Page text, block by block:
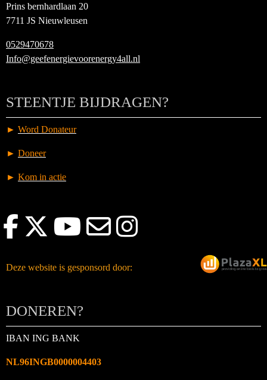
Prins bernhardlaan 20
7711 JS Nieuwleusen
0529470678
Info@geefenergievoorenergy4all.nl
STEENTJE BIJDRAGEN?
► Word Donateur
► Doneer
► Kom in actie
Deze website is gesponsord door:
DONEREN?
IBAN ING BANK
NL96INGB0000004403